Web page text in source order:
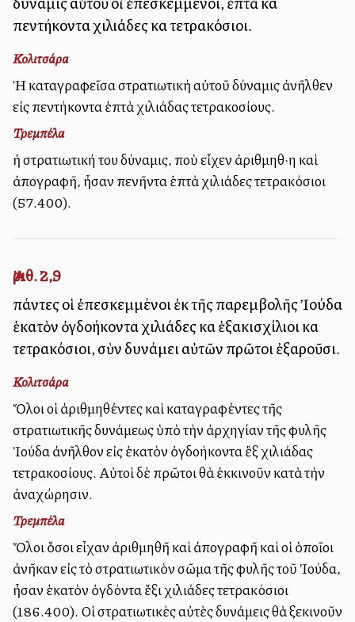
πεντήκοντα χιλιάδες καὶ τετρακόσιοι.
Κολιτσάρα
Ἡ καταγραφεῖσα στρατιωτικὴ αὐτοῦ δύναμις ἀνῆλθεν
εἰς πεντήκοντα ἑπτὰ χιλιάδας τετρακοσίους.
Τρεμπέλα
ἡ στρατιωτική του δύναμις, ποὺ εἶχεν ἀριθμηθ·η καὶ
ἀπογραφῆ, ἦσαν πενῆντα ἑπτὰ χιλιάδες τετρακόσιοι
(57.400).
Ἀριθ. 2,9
πάντες οἱ ἐπεσκεμμένοι ἐκ τῆς παρεμβολῆς Ἰούδα
ἑκατὸν ὀγδοήκοντα χιλιάδες καὶ ἑξακισχίλιοι καὶ
τετρακόσιοι, σὺν δυνάμει αὐτῶν πρῶτοι ἐξαροῦσι.
Κολιτσάρα
Ὅλοι οἱ ἀριθμηθέντες καὶ καταγραφέντες τῆς
στρατιωτικῆς δυνάμεως ὑπὸ τὴν ἀρχηγίαν τῆς φυλῆς
Ἰούδα ἀνῆλθον εἰς ἑκατὸν ὀγδοήκοντα ἓξ χιλιάδας
τετρακοσίους. Αὐτοὶ δὲ πρῶτοι θὰ ἐκκινοῦν κατὰ τὴν
ἀναχώρησιν.
Τρεμπέλα
Ὅλοι ὅσοι εἶχαν ἀριθμηθῆ καὶ ἀπογραφῆ καὶ οἱ ὁποῖοι
ἀνῆκαν εἰς τὸ στρατιωτικὸν σῶμα τῆς φυλῆς τοῦ Ἰούδα,
ἦσαν ἑκατὸν ὀγδόντα ἕξι χιλιάδες τετρακόσιοι
(186.400). Οἱ στρατιωτικὲς αὐτὲς δυνάμεις θὰ ξεκινοῦν